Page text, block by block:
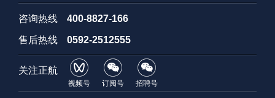
咨询热线 400-8827-166
售后热线 0592-2512555
关注正航
视频号 订阅号 招聘号